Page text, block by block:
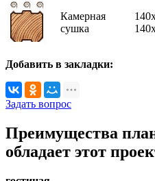
Камерная
сушка
Добавить в закладки:
Задать вопрос
Преимущества
обладает этот